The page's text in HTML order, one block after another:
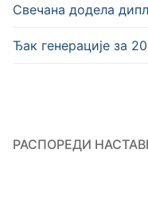
Свечана додела
Ђак генерације за
РАСПОРЕДИ